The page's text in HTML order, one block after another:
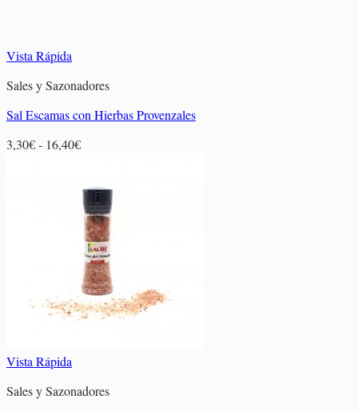
Vista Rápida
Sales y Sazonadores
Sal Escamas con Hierbas Provenzales
3,30€- 16,40€Rango
desde
3,30€
hasta
16,40€
Vista Rápida
Sales y Sazonadores